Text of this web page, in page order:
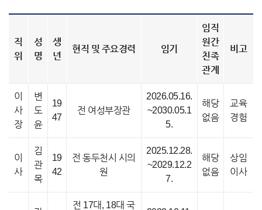
직
위
성
명
생
년
현직 및 주요경력 임기
임직
원간
친족
관계
비고
이
사
장
변
도
윤
19
47
전 여성부장관
2026.05.16.
~2030.05.1
5.
해당
없음
교육
경험
이
사
김
관
목
19
42
전 동두천시 시의
원
2025.12.28.
~2029.12.2
7.
해당
없음
상임
이사
전 17대, 18대 국